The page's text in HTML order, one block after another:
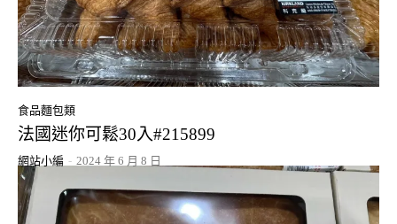
食品麵包類
法國迷你可鬆30入#215899
網站小編 - 2024 年 6 月 8 日